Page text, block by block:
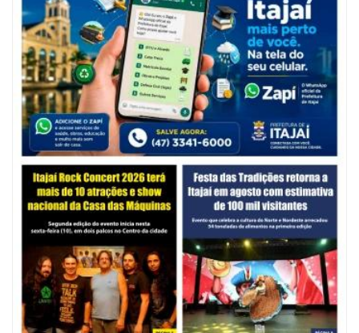
05/08/2026 | 07:00
Balneário Camboriú anuncia novo concurso para Guarda Municipal
POLÍTICA